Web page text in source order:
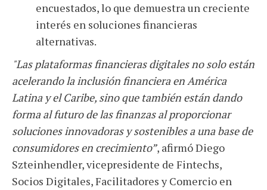
encuestados, lo que demuestra un creciente
interés en soluciones financieras
alternativas.
"Las plataformas financieras digitales no solo están
acelerando la inclusión financiera en América
Latina y el Caribe, sino que también están dando
forma al futuro de las finanzas al proporcionar
soluciones innovadoras y sostenibles a una base de
consumidores en crecimiento”, afirmó Diego
Szteinhendler, vicepresidente de Fintechs,
Socios Digitales, Facilitadores y Comercio en